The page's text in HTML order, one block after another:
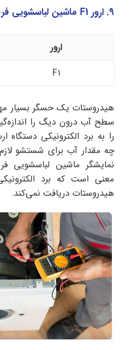
9. ارور F1 ماشین لباسشویی فریدولین
ارور
F1
هیدروستات یک حسگر بسیار
سطح آب درون دیگ را
را به برد الکترونیکی دستگاه
نمایشگر ماشین لباسشویی
معنی است که برد
هیدروستات دریافت نمی‌کند.